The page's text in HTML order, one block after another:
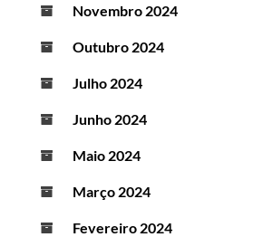
Novembro 2024
Outubro 2024
Julho 2024
Junho 2024
Maio 2024
Março 2024
Fevereiro 2024